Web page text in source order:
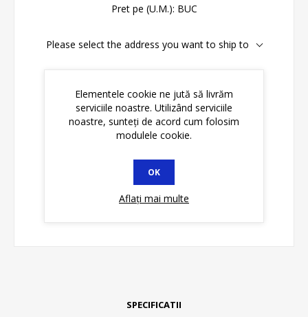
Pret pe (U.M.): BUC
Please select the address you want to ship to
ADAUGĂ ȊN COŞ
SPECIFICATII
Elementele cookie ne jută să livrăm
serviciile noastre. Utilizând serviciile
noastre, sunteți de acord cum folosim
modulele cookie.
OK
Aflați mai multe